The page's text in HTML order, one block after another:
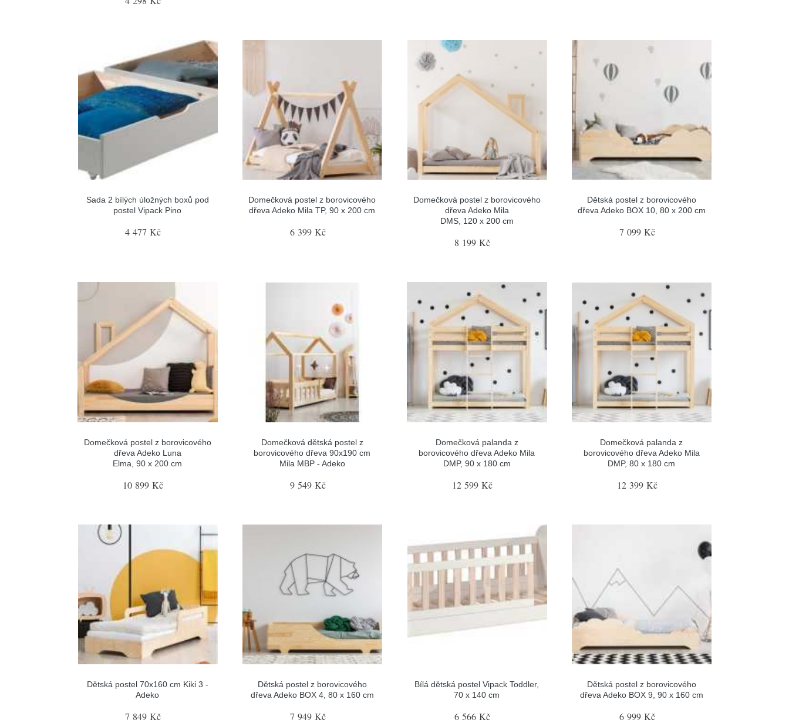
Sada 2 bílých úložných boxů pod
postel Vipack Pino
4 477 Kč
Domečková postel z borovicového
dřeva Adeko Mila TP, 90 x 200 cm
6 399 Kč
Domečková postel z borovicového
dřeva Adeko Mila
DMS, 120 x 200 cm
8 199 Kč
Dětská postel z borovicového
dřeva Adeko BOX 10, 80 x 200 cm
7 099 Kč
Domečková postel z borovicového
dřeva Adeko Luna
Elma, 90 x 200 cm
10 899 Kč
Domečková dětská postel z
borovicového dřeva 90x190 cm
Mila MBP - Adeko
9 549 Kč
Domečková palanda z
borovicového dřeva Adeko Mila
DMP, 90 x 180 cm
12 599 Kč
Domečková palanda z
borovicového dřeva Adeko Mila
DMP, 80 x 180 cm
12 399 Kč
Dětská postel 70x160 cm Kiki 3 -
Adeko
7 849 Kč
Dětská postel z borovicového
dřeva Adeko BOX 4, 80 x 160 cm
7 949 Kč
Bílá dětská postel Vipack Toddler,
70 x 140 cm
6 566 Kč
Dětská postel z borovicového
dřeva Adeko BOX 9, 90 x 160 cm
6 999 Kč